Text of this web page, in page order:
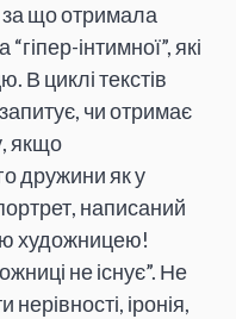
за що отримала
інтимної”, які
В циклі текстів
чи отримає
якщо
дружини як у
написаний
художницею!
не існує”. Не
іронія,